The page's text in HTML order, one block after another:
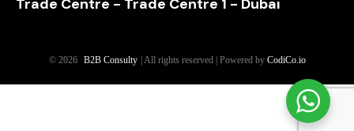
© 2026 B2B Consulty | All rights reserved | Powered by CodiCo.io